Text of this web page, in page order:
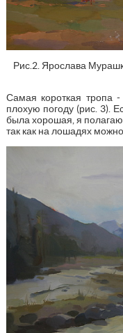
Рис.2. Ярослава
Самая короткая тропа
плохую погоду (рис. 3).
была хорошая, я
так как на лошадях